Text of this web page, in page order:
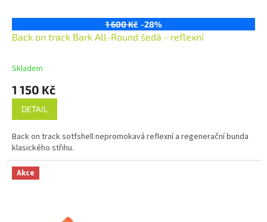
1 600 Kč -28%
Back on track Bark All-Round šedá - reflexní
Skladem
1 150 Kč
DETAIL
Back on track sotfshell nepromokavá reflexní a regenerační bunda
klasického střihu.
Akce